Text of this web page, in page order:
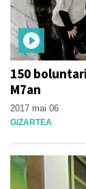
150
M7an
2017 mai 06
GIZARTEA